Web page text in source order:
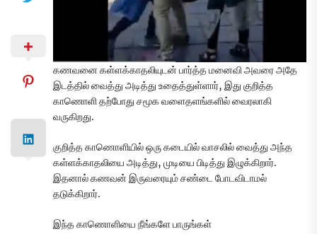
கணவனை கள்ளக்காதலியுடன் பார்த்த மனைவி அவரை அதே
இடத்தில் வைத்து அடித்து உதைத்துள்ளார், இது குறித்த
காணொளி தற்போது சமூக வளைதளங்களில் வைரலாகி
வருகிறது.
குறித்த காணொளியில் ஒரு கடையில் வாசலில் வைத்து அந்த
கள்ளக்காதலியை அடித்து, முடியை பிடித்து இழுக்கிறார்.
இதனால் கணவன் இருவரையும் சண்டை போடவிடாமல்
தடுக்கிறார்.
இந்த காணொளியை நீங்களே பாருங்கள்